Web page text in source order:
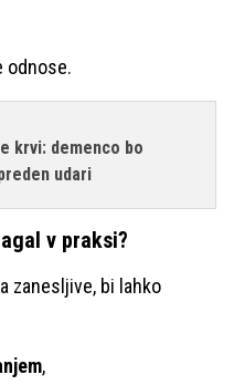
odnose.
krvi: demenco bo
udari
v praksi?
zanesljive, bi lahko
,